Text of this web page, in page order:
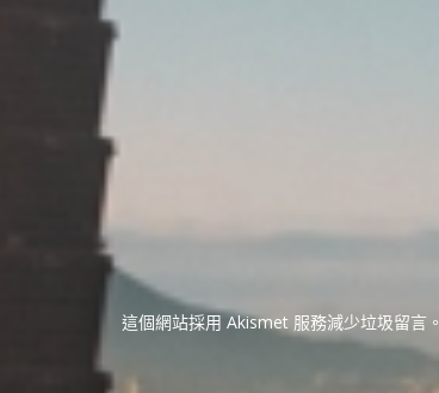
這個網站採用 Akismet 服務減少垃圾留言。